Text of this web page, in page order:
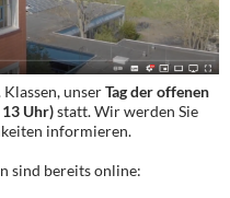
unserTag der offenen
13 Uhr)statt. Wir werden Sie
informieren.
sind bereits online: